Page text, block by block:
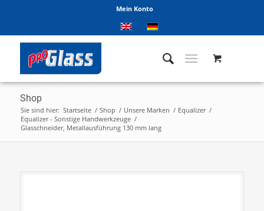
Mein Konto
Shop
Sie sind hier: Startseite / Shop / Unsere Marken / Equalizer /
Equalizer - Sonstige Handwerkzeuge /
Glasschneider, Metallausführung 130 mm lang